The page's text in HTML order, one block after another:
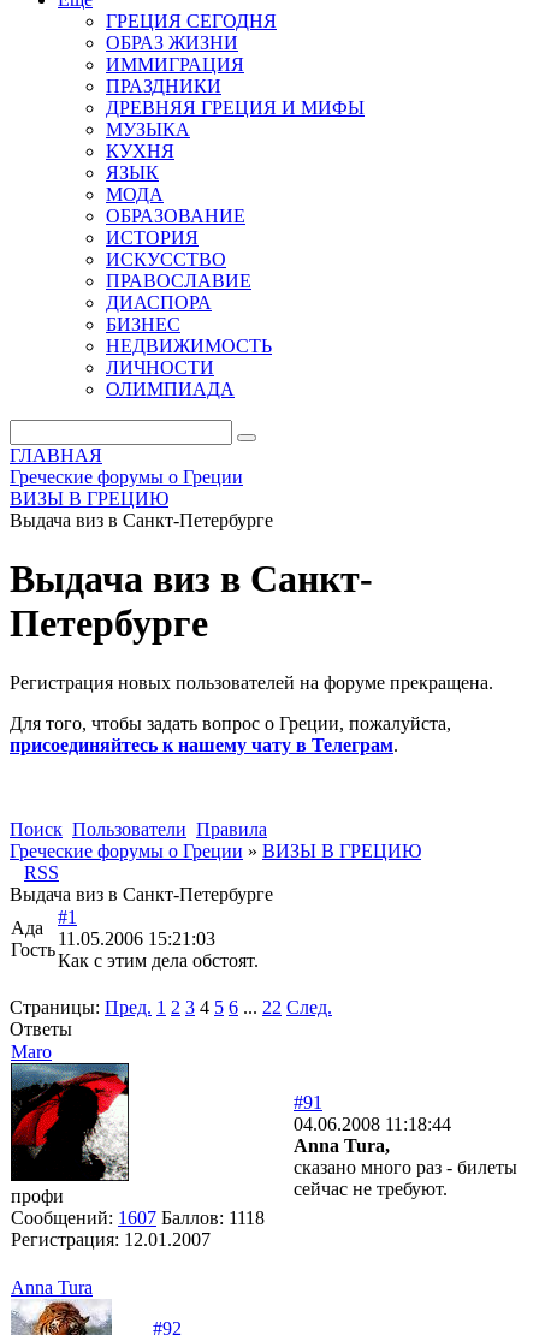
ГРЕЦИЯ СЕГОДНЯ
ОБРАЗ ЖИЗНИ
ИММИГРАЦИЯ
ПРАЗДНИКИ
ДРЕВНЯЯ ГРЕЦИЯ И МИФЫ
МУЗЫКА
КУХНЯ
ЯЗЫК
МОДА
ОБРАЗОВАНИЕ
ИСТОРИЯ
ИСКУССТВО
ПРАВОСЛАВИЕ
ДИАСПОРА
БИЗНЕС
НЕДВИЖИМОСТЬ
ЛИЧНОСТИ
ОЛИМПИАДА
ГЛАВНАЯ
Греческие форумы о Греции
ВИЗЫ В ГРЕЦИЮ
Выдача виз в Санкт-Петербурге
Выдача виз в Санкт-
Петербурге
Регистрация новых пользователей на форуме прекращена.
Для того, чтобы задать вопрос о Греции, пожалуйста,
присоединяйтесь к нашему чату в Телеграм.
Поиск Пользователи Правила
Греческие форумы о Греции » ВИЗЫ В ГРЕЦИЮ
RSS
Выдача виз в Санкт-Петербурге
Ада
Гость
#1
11.05.2006 15:21:03
Как с этим дела обстоят.
Страницы: Пред. 1 2 3 4 5 6 ... 22 След.
Ответы
Maro
профи
Сообщений: 1607 Баллов: 1118
Регистрация: 12.01.2007
#91
04.06.2008 11:18:44
Anna Tura,
сказано много раз - билеты
сейчас не требуют.
Anna Tura
#92